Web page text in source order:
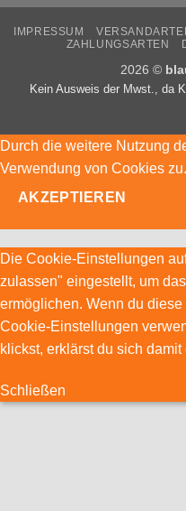
IMPRESSUM
ZAHLUNGSARTEN
2026 ©
Kein Ausweis der Mwst., da
Durch die weitere Nutzung
Verwendung von Cookies zu.
AKZEPTIEREN
Die Cookie-Einstellungen
zulassen" eingestellt, um
ermöglichen. Wenn du
Cookie-Einstellungen
klickst, erklärst du sich
Schließen